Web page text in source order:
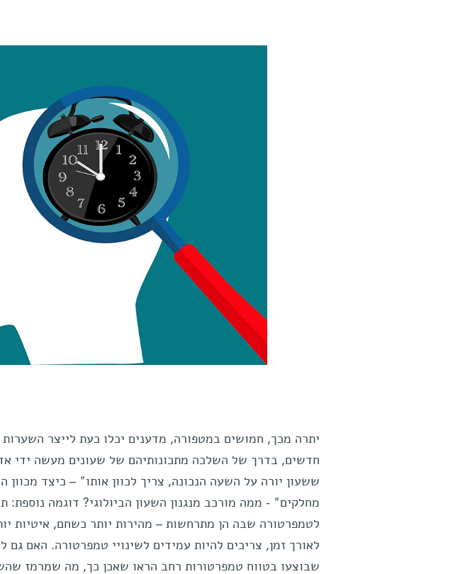
יתרה מכך, חמושים במטפורה, מדענים יכלו כעת לייצר השערות
חדשים, בדרך של השלכה מתכונותיהם של שעונים מעשה ידי
ששעון יורה על השעה הנכונה, צריך לכוון אותו" – כיצד מכוון
מחלקים" - ממה מורכב מנגנון השעון הביולוגי? דוגמה נוספת:
לטמפרטורה שבה הן מתרחשות – מהירות יותר כשחם, איטיות
לאורך זמן, צריכים להיות עמידים לשינויי טמפרטורה. האם גם
שבוצעו בטווח טמפרטורות רחב הראו שאכן כך, מה שמרמז